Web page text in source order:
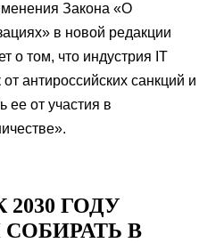
Закона «О
в новой редакции
о том, что индустрия IT
антироссийских санкций и
ее от участия в
ГОДУ
В